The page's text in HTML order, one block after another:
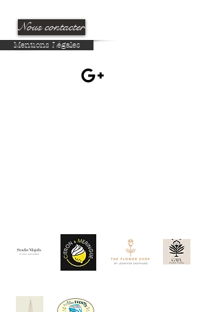
Nous contacter
Mentions Légales